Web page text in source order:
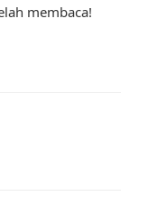
membaca!